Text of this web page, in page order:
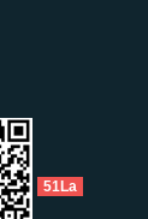
51La